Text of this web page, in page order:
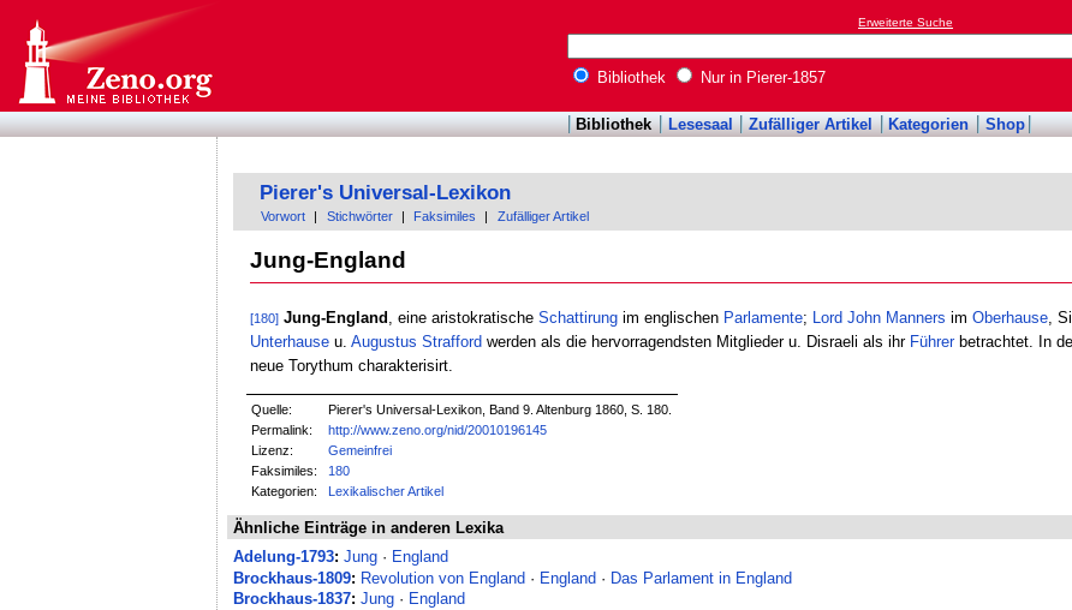
Erweiterte Suche
Bibliothek Nur in Pierer-1857
Bibliothek Lesesaal Zufälliger Artikel Kategorien Shop
Pierer's Universal-Lexikon
Vorwort Stichwörter Faksimiles Zufälliger Artikel
Jung-England
[180] Jung-England , eine aristokratische Schattirungim englischen Parlamente; Lord John Manners im Oberhause,
Unterhauseu. Augustus Strafford werden als die hervorragendsten Mitglieder u. Disraeli als ihr Führerbetrachtet. In
neue Torythum charakterisirt.
Quelle:
Pierer's Universal-Lexikon, Band 9. Altenburg 1860, S. 180.
Permalink:
http://www.zeno.org/nid/20010196145
Lizenz:
Gemeinfrei
Faksimiles:
180
Kategorien:
Lexikalischer Artikel
Ähnliche Einträge in anderen Lexika
Adelung-1793: Jung · England
Brockhaus-1809: Revolution von England · England · Das Parlament in England
Brockhaus-1837: Jung · England